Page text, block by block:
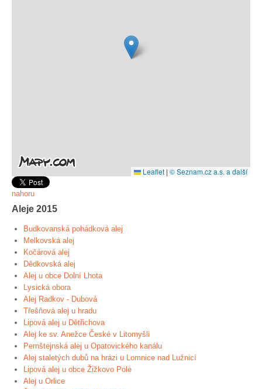
Leaflet | © Seznam.cz a.s. a další
nahoru
Aleje 2015
Budkovanská pohádková alej
Melkovská alej
Kočárová alej
Dědkovská alej
Alej u obce Dolní Lhota
Lysická obora
Alej Radkov - Dubová
Třešňová alej u hradu
Lipová alej u Dětřichova
Alej ke sv. Anežce České v Litomyšli
Pernštejnská alej u Opatovického kanálu
Alej staletých dubů na hrázi u Lomnice nad Lužnicí
Lipová alej u obce Žižkovo Pole
Alej u Orlice